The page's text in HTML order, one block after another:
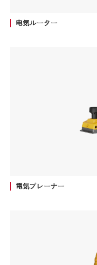
电気ルーター
電気プレーナー